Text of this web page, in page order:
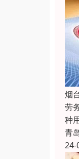
烟
劳
种
青
24-